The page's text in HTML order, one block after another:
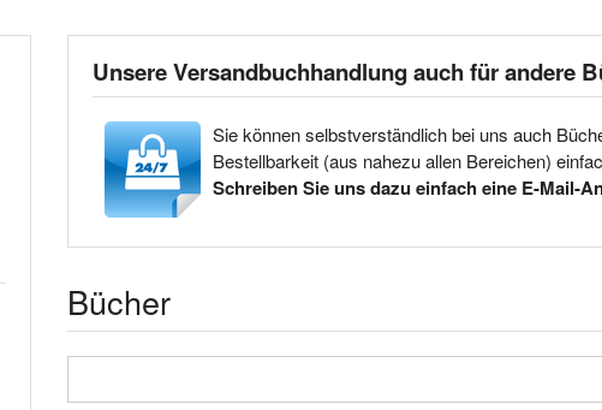
Unsere Versandbuchhandlung auch für andere
Sie können selbstverständlich bei uns auch
Bestellbarkeit (aus nahezu allen Bereichen)
Schreiben Sie uns dazu einfach eine E-Mail-
Bücher